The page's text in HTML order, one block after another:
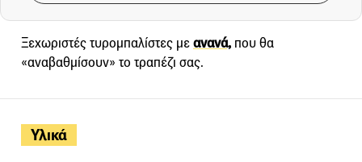
Υλικά
Ξεχωριστές τυρομπαλίστες μεανανά, που θα
«αναβαθμίσουν» το τραπέζι σας.